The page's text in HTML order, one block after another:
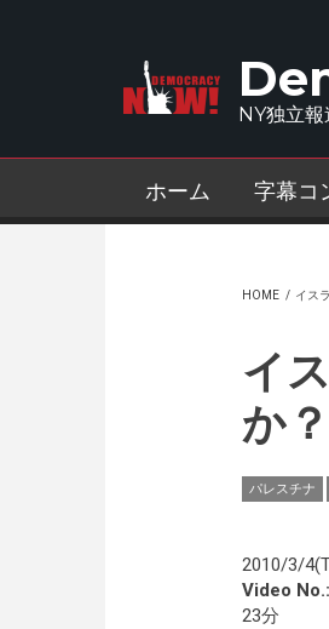
NY独立報
ホーム 字幕コ
HOME / イス
イ
か？
パレスチナ
2010/3/
Video No.:
23分